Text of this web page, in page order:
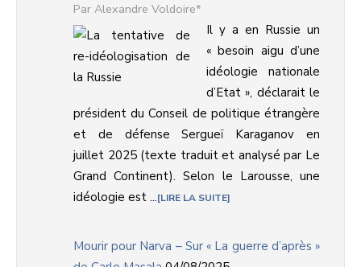
Alexandre Voldoire*
Il y a en Russie un
« besoin aigu d’une
idéologie nationale
d’Etat », déclarait le
président du Conseil de politique étrangère
et de défense Sergueï Karaganov en
juillet 2025 (texte traduit et analysé par Le
Grand Continent). Selon le Larousse, une
idéologie est ... LIRE LA SUITE
Mourir pour Narva – Sur « La guerre d’après »